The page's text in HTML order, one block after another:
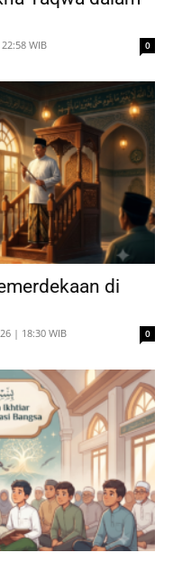
WIB 0
di
| 18:30 WIB 0